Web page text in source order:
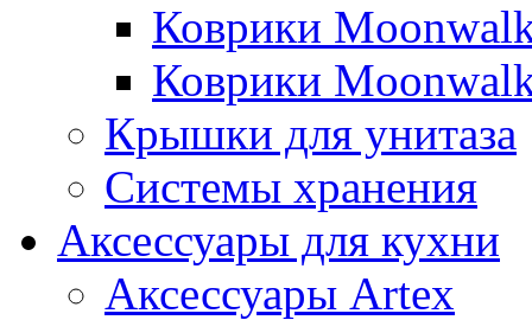
Коврики
Коврики
Крышки для унитаза
Системы хранения
Аксессуары для кухни
Аксессуары Artex